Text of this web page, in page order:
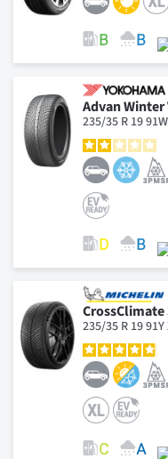
Advan Winter
235/35 R 19
235/35 R 19 91Y